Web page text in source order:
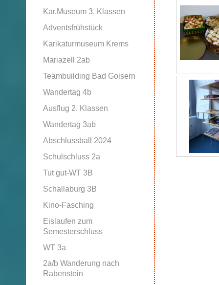
Kar.Museum 3. Klassen
Adventsfrühstück
Karikaturmuseum Krems
Mariazell 2ab
Teambuilding Bad Goisern
Wandertag 4b
Ausflug 2. Klassen
Wandertag 3ab
Abschlussball 2024
Schulschluss 2a
Tut gut-WT 3B
Schallaburg 3B
Kino-Fasching
Eislaufen zum
Semesterschluss
WT 3a
2a/b Wanderung nach
Rabenstein